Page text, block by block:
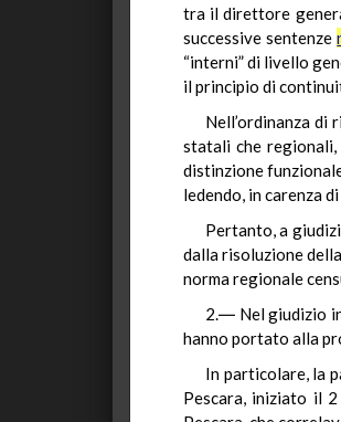
tra il direttore
successive sentenze
“interni” di livello
il principio di
Nell’ordinanza
statali che regionali,
distinzione
ledendo, in carenza
Pertanto, a
dalla risoluzione
norma regionale
2.― Nel giudizio
hanno portato alla
In particolare, la
Pescara, iniziato il